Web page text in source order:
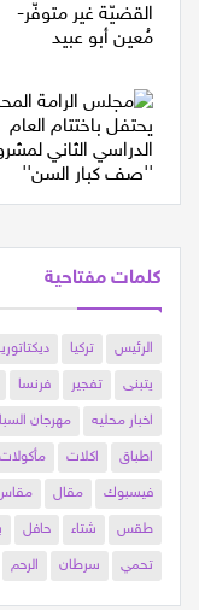
كلمات مفتاحية
الرئيس تركيا
يتبنى
تفجير فرنسا
اخبار محليه
مهرجان
اطباق
اكلات مأكولات
فيسبوك
مقال
طقس
شتاء حافل
تحمي
سرطان الرحم